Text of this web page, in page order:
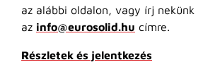
az alábbi oldalon, vagy írj nekünk
az info@eurosolid.hu címre.
Részletek és jelentkezés